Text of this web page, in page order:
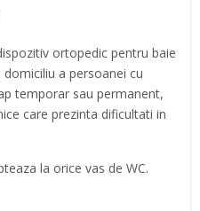
ortopedic pentru baie
a persoanei cu
temporar sau permanent,
care prezinta dificultati in
la orice vas de WC.